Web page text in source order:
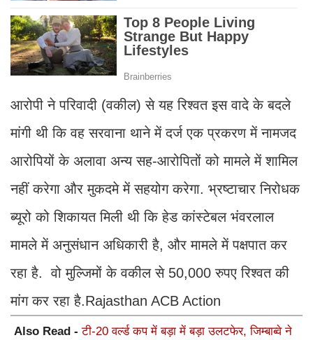
आरोपी ने परिवादी (वकील) से यह रिश्वत इस वादे के बदले
मांगी थी कि वह सरवाना थाने में दर्ज एक प्रकरण में नामजद
आरोपियों के अलावा अन्य सह-आरोपितों को मामले में शामिल
नहीं करेगा और मुकदमे में सहयोग करेगा. भ्रष्टाचार निरोधक
ब्यूरो को शिकायत मिली थी कि हेड कांस्टेबल भंवरलाल
मामले में अनुसंधान अधिकारी है, और मामले में पक्षपात कर
रहा है. वो मुल्जिमों के वकील से 50,000 रुपए रिश्वत की
मांग कर रहा है.Rajasthan ACB Action
Also Read -टी-20 वर्ल्ड कप में बड़ा में बड़ा उलटफेर, जिम्बाब्वे ने